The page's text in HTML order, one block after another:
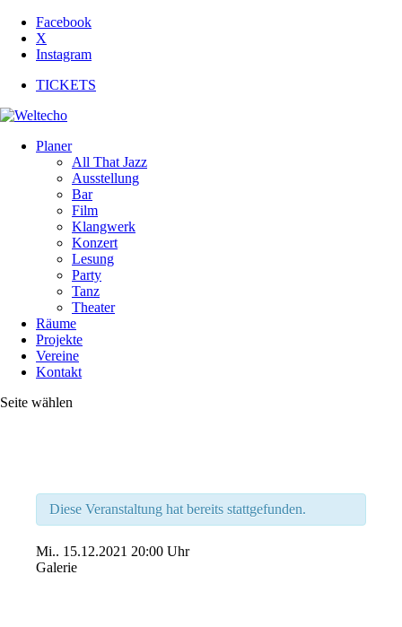
Facebook
X
Instagram
TICKETS
Planer
All That Jazz
Ausstellung
Bar
Film
Klangwerk
Konzert
Lesung
Party
Tanz
Theater
Räume
Projekte
Vereine
Kontakt
Seite wählen
Diese Veranstaltung hat bereits stattgefunden.
Mi.. 15.12.2021 20:00 Uhr
Galerie